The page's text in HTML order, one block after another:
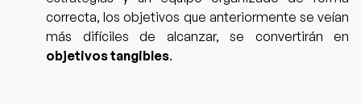
correcta, los objetivos que anteriormente se veían
más difíciles de alcanzar, se convertirán en
objetivos tangibles.